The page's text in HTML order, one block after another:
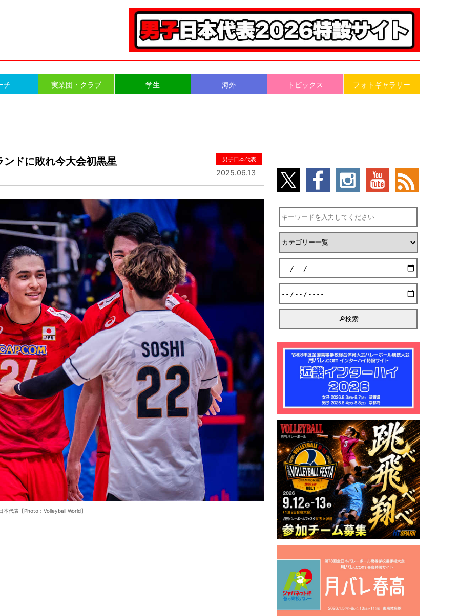
チ 実業団・クラブ 学生 海外 トピックス フォトギャラリー
ドに敗れ今大会初黒星 男子日本代表
2025.06.13
本代表【Photo：Volleyball World】